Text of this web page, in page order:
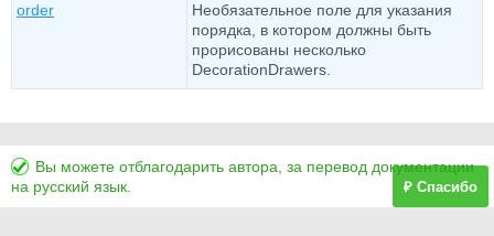
order
Необязательное поле для указания
порядка, в котором должны быть
прорисованы несколько
DecorationDrawers.
Вы можете отблагодарить автора, за перевод документации
на русский язык.
₽ Спасибо